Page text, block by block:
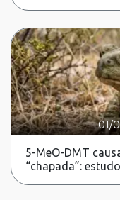
01/
5-MeO-DMT
“chapada”: